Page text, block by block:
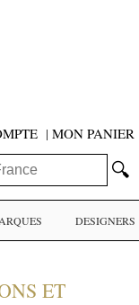
| MON PANIER
🔍
DESIGNERS
ET